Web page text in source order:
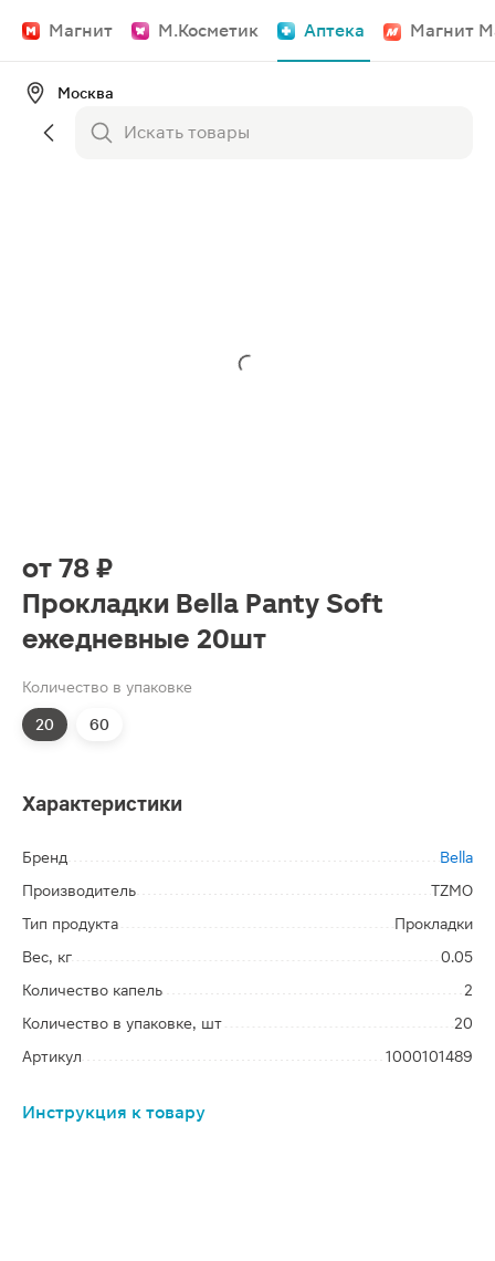
Магнит М.Косметик Аптека Магнит
Москва
от 78 ₽
Прокладки Bella Panty Soft
ежедневные 20шт
Количество в упаковке
20 60
Характеристики
Бренд
Bella
Производитель
TZMO
Тип продукта
Прокладки
Вес, кг
0.05
Количество капель
2
Количество в упаковке, шт
20
Артикул
1000101489
Инструкция к товару